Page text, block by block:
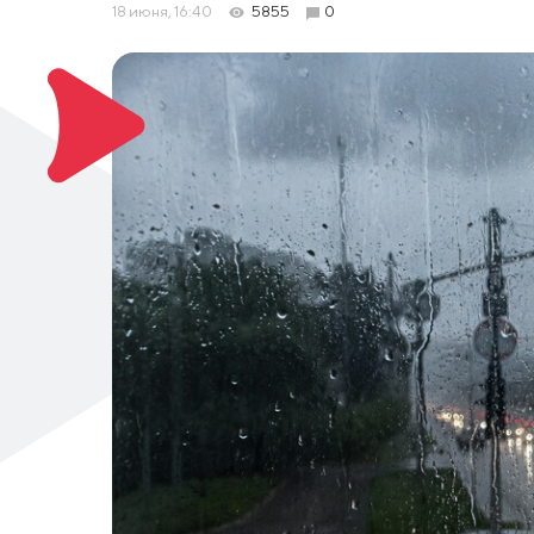
18 июня, 16:40 5855 0